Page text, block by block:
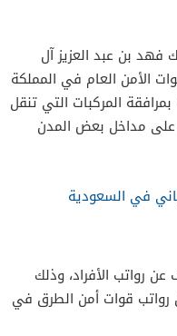
بن عبد العزيز آل
الأمن العام في المملكة
المركبات التي تنقل
على مداخل بعض المدن
في السعودية
رواتب الأفراد، وذلك
رواتب قوات أمن الطرق في